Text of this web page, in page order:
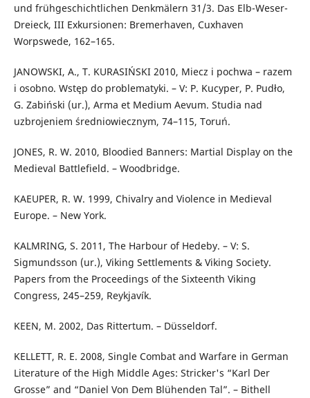
und frühgeschichtlichen Denkmälern 31/3. Das Elb-Weser-
Dreieck, III Exkursionen: Bremerhaven, Cuxhaven
Worpswede, 162–165.
JANOWSKI, A., T. KURASIŃSKI 2010, Miecz i pochwa – razem
i osobno. Wstęp do problematyki. – V: P. Kucyper, P. Pudło,
G. Zabiński (ur.), Arma et Medium Aevum. Studia nad
uzbrojeniem średniowiecznym, 74–115, Toruń.
JONES, R. W. 2010, Bloodied Banners: Martial Display on the
Medieval Battlefield. – Woodbridge.
KAEUPER, R. W. 1999, Chivalry and Violence in Medieval
Europe. – New York.
KALMRING, S. 2011, The Harbour of Hedeby. – V: S.
Sigmundsson (ur.), Viking Settlements & Viking Society.
Papers from the Proceedings of the Sixteenth Viking
Congress, 245–259, Reykjavík.
KEEN, M. 2002, Das Rittertum. – Düsseldorf.
KELLETT, R. E. 2008, Single Combat and Warfare in German
Literature of the High Middle Ages: Stricker's “Karl Der
Grosse” and “Daniel Von Dem Blühenden Tal”. – Bithell